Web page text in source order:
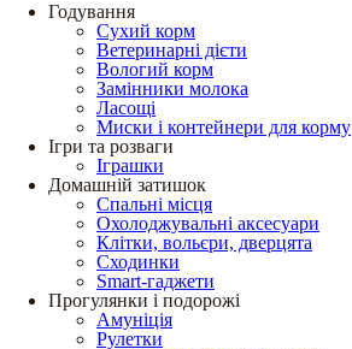
Годування
Сухий корм
Ветеринарні дієти
Вологий корм
Замінники молока
Ласощі
Миски і контейнери для корму
Ігри та розваги
Іграшки
Домашній затишок
Спальні місця
Охолоджувальні аксесуари
Клітки, вольєри, дверцята
Сходинки
Smart-гаджети
Прогулянки і подорожі
Амуніція
Рулетки